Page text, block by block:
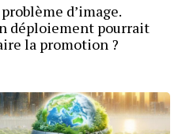
d’image.
déploiement pourrait
la promotion ?